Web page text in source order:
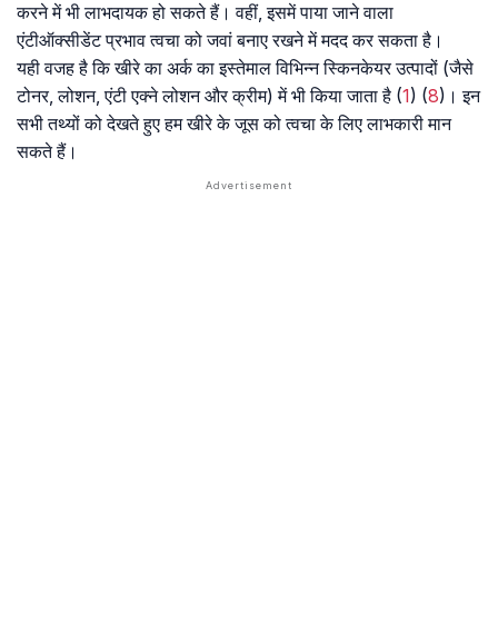
करने में भी लाभदायक हो सकते हैं। वहीं, इसमें पाया जाने वाला
एंटीऑक्सीडेंट प्रभाव त्वचा को जवां बनाए रखने में मदद कर सकता है।
यही वजह है कि खीरे का अर्क का इस्तेमाल विभिन्न स्किनकेयर उत्पादों (जैसे
टोनर, लोशन, एंटी एक्ने लोशन और क्रीम) में भी किया जाता है (1) (8)। इन
सभी तथ्यों को देखते हुए हम खीरे के जूस को त्वचा के लिए लाभकारी मान
सकते हैं।